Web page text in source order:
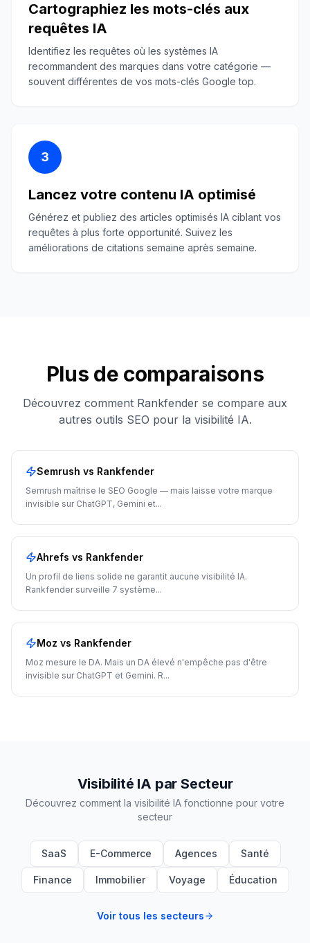
Cartographiez les mots-clés aux
requêtes IA
Identifiez les requêtes où les systèmes IA
recommandent des marques dans votre catégorie —
souvent différentes de vos mots-clés Google top.
3
Lancez votre contenu IA optimisé
Générez et publiez des articles optimisés IA ciblant vos
requêtes à plus forte opportunité. Suivez les
améliorations de citations semaine après semaine.
Plus de comparaisons
Découvrez comment Rankfender se compare aux
autres outils SEO pour la visibilité IA.
Semrush vs Rankfender
Semrush maîtrise le SEO Google — mais laisse votre marque
invisible sur ChatGPT, Gemini et...
Ahrefs vs Rankfender
Un profil de liens solide ne garantit aucune visibilité IA.
Rankfender surveille 7 système...
Moz vs Rankfender
Moz mesure le DA. Mais un DA élevé n'empêche pas d'être
invisible sur ChatGPT et Gemini. R...
Visibilité IA par Secteur
Découvrez comment la visibilité IA fonctionne pour votre
secteur
SaaS E-Commerce Agences Santé
Finance Immobilier Voyage Éducation
Voir tous les secteurs